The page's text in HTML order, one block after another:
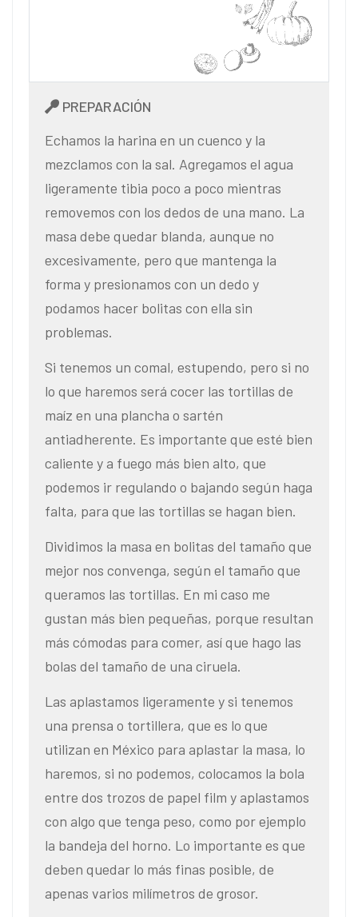
PREPARACIÓN
Echamos la harina en un cuenco y la
mezclamos con la sal. Agregamos el agua
ligeramente tibia poco a poco mientras
removemos con los dedos de una mano. La
masa debe quedar blanda, aunque no
excesivamente, pero que mantenga la
forma y presionamos con un dedo y
podamos hacer bolitas con ella sin
problemas.
Si tenemos un comal, estupendo, pero si no
lo que haremos será cocer las tortillas de
maíz en una plancha o sartén
antiadherente. Es importante que esté bien
caliente y a fuego más bien alto, que
podemos ir regulando o bajando según haga
falta, para que las tortillas se hagan bien.
Dividimos la masa en bolitas del tamaño que
mejor nos convenga, según el tamaño que
queramos las tortillas. En mi caso me
gustan más bien pequeñas, porque resultan
más cómodas para comer, así que hago las
bolas del tamaño de una ciruela.
Las aplastamos ligeramente y si tenemos
una prensa o tortillera, que es lo que
utilizan en México para aplastar la masa, lo
haremos, si no podemos, colocamos la bola
entre dos trozos de papel film y aplastamos
con algo que tenga peso, como por ejemplo
la bandeja del horno. Lo importante es que
deben quedar lo más finas posible, de
apenas varios milímetros de grosor.